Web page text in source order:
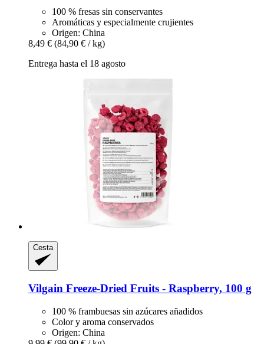
100 % fresas sin conservantes
Aromáticas y especialmente crujientes
Origen: China
8,49 € (84,90 € / kg)
Entrega hasta el 18 agosto
Cesta
Vilgain Freeze-​Dried Fruits -​ Raspberry, 100 g
100 % frambuesas sin azúcares añadidos
Color y aroma conservados
Origen: China